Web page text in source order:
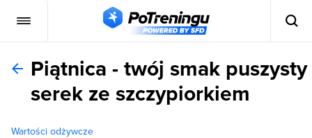
Piątnica - twój smak puszysty
serek ze szczypiorkiem
Wartości odżywcze